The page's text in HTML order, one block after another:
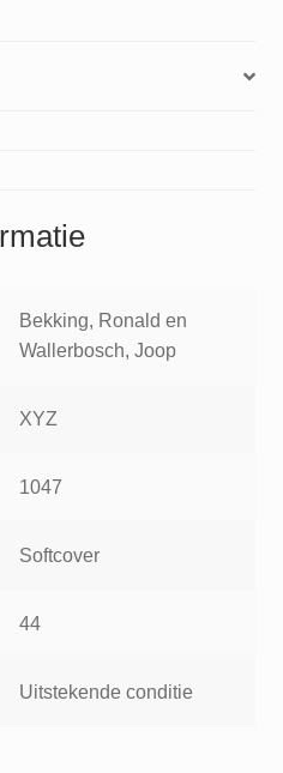
Bekking, Ronald en
Wallerbosch, Joop
XYZ
1047
Softcover
44
Uitstekende conditie